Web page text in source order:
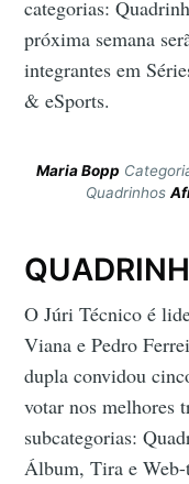
categorias:
próxima semana
integrantes em
& eSports.
Maria Bopp
Quadrinhos
O Júri Técnico é
Viana e Pedro
dupla convidou
votar nos melhores
subcategorias:
Álbum, Tira e